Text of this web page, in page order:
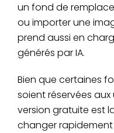
un fond de
ou importer une
prend aussi en
générés par IA.
Bien que certaines
soient réservées aux
version gratuite est
changer